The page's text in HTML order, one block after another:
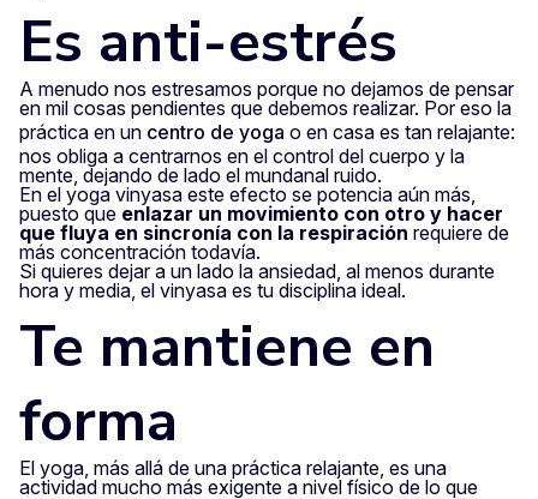
Es anti-estrés
A menudo nos estresamos porque no dejamos de pensar
en mil cosas pendientes que debemos realizar. Por eso la
práctica en un centro de yoga o en casa es tan relajante:
nos obliga a centrarnos en el control del cuerpo y la
mente, dejando de lado el mundanal ruido.
En el yoga vinyasa este efecto se potencia aún más,
puesto que enlazar un movimiento con otro y hacer
que fluya en sincronía con la respiración requiere de
más concentración todavía.
Si quieres dejar a un lado la ansiedad, al menos durante
hora y media, el vinyasa es tu disciplina ideal.
Te mantiene en
forma
El yoga, más allá de una práctica relajante, es una
actividad mucho más exigente a nivel físico de lo que